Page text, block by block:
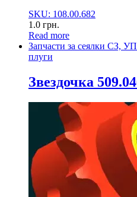
SKU: 108.00.682
1.0 грн.
Read more
Запчасти за сеялки СЗ,
плуги
Звездочка